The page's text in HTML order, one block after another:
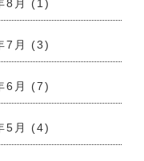
8月 (1)
7月 (3)
6月 (7)
5月 (4)